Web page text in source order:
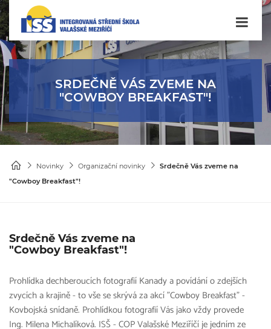
SRDEČNĚ VÁS ZVEME NA
"COWBOY BREAKFAST"!
Novinky Organizační novinky
Srdečně Vás zveme na
"Cowboy Breakfast"!
Srdečně Vás zveme na
"Cowboy Breakfast"!
Prohlídka dechberoucích fotografií Kanady a povídání o zdejších
zvycích a krajině - to vše se skrývá za akcí "Cowboy Breakfast" -
Kovbojská snídaně. Prohlídkou fotografií Vás jako vždy provede
Ing. Milena Michalíková. ISŠ - COP Valašské Meziříčí je jedním ze